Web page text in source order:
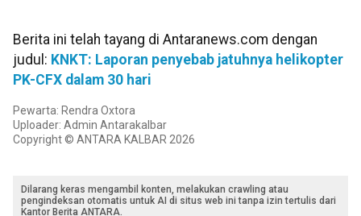
Berita ini telah tayang di Antaranews.com dengan
judul: KNKT: Laporan penyebab jatuhnya helikopter
PK-CFX dalam 30 hari
Pewarta: Rendra Oxtora
Uploader: Admin Antarakalbar
Copyright © ANTARA KALBAR 2026
Dilarang keras mengambil konten, melakukan crawling atau
pengindeksan otomatis untuk AI di situs web ini tanpa izin tertulis dari
Kantor Berita ANTARA.